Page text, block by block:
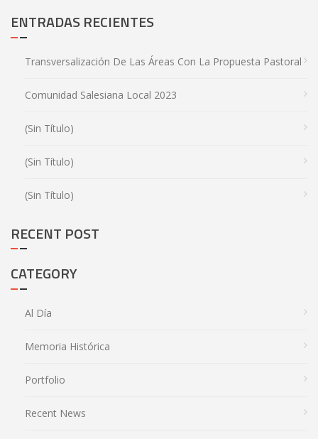
ENTRADAS RECIENTES
Transversalización De Las Áreas Con La Propuesta Pastoral
Comunidad Salesiana Local 2023
(sin Título)
(sin Título)
(sin Título)
RECENT POST
CATEGORY
Al Día
Memoria Histórica
Portfolio
Recent News